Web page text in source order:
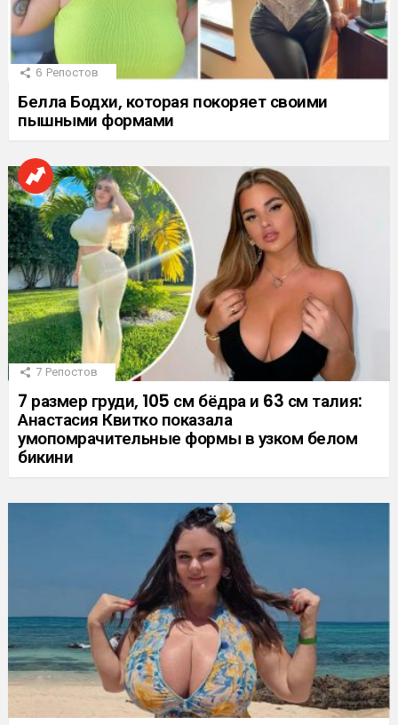
6 Репостов
Белла Бодхи, которая покоряет своими
пышными формами
7 Репостов
7 размер груди, 105 см бёдра и 63 см талия:
Анастасия Квитко показала
умопомрачительные формы в узком белом
бикини